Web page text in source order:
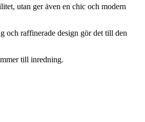
utan ger även en chic och modern
och raffinerade design gör det till den
till inredning.